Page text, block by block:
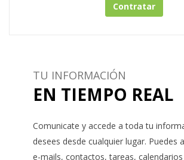
Contratar
TU INFORMACIÓN
EN TIEMPO REAL
Comunicate y accede a toda tu
desees desde cualquier lugar. Puedes
e-mails, contactos, tareas,